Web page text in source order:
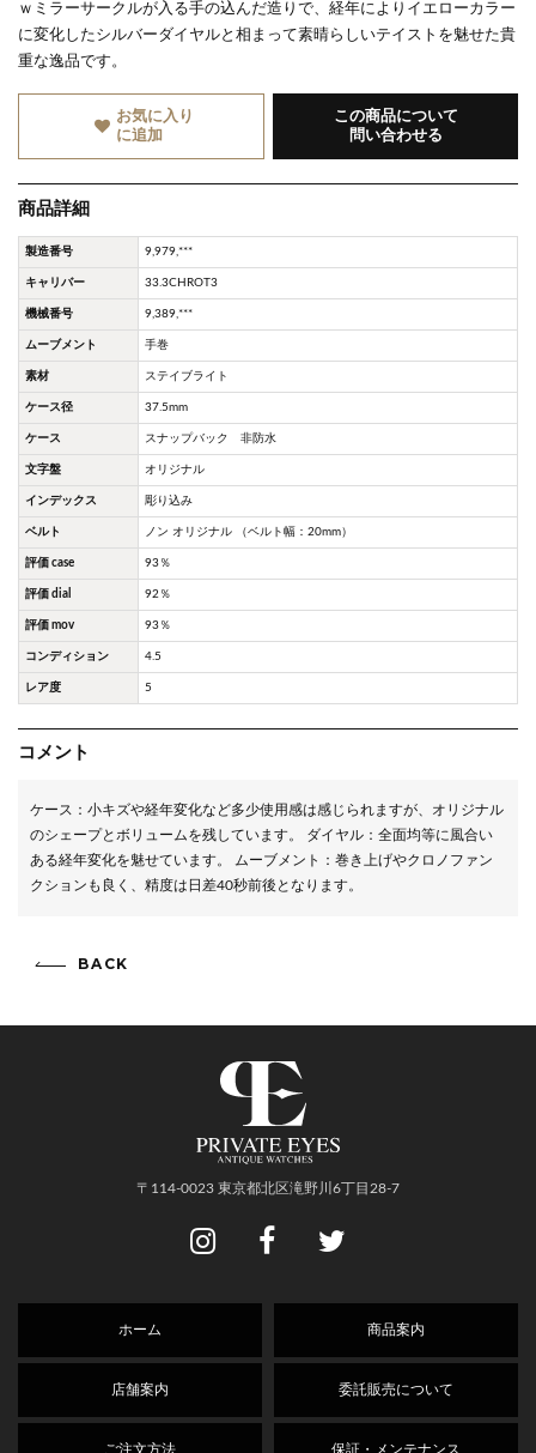
ｗミラーサークルが入る手の込んだ造りで、経年によりイエローカラー
に変化したシルバーダイヤルと相まって素晴らしいテイストを魅せた貴
重な逸品です。
お気に入り
に追加
この商品について
問い合わせる
商品詳細
製造番号 9,979,***
キャリバー 33.3CHROT3
機械番号 9,389,***
ムーブメント 手巻
素材 ステイブライト
ケース径 37.5mm
ケース スナップバック 非防水
文字盤 オリジナル
インデックス 彫り込み
ベルト ノン オリジナル （ベルト幅：20mm）
評価 case 93％
評価 dial 92％
評価 mov 93％
コンディション 4.5
レア度 5
コメント
ケース：小キズや経年変化など多少使用感は感じられますが、オリジナル
のシェープとボリュームを残しています。 ダイヤル：全面均等に風合い
ある経年変化を魅せています。 ムーブメント：巻き上げやクロノファン
クションも良く、精度は日差40秒前後となります。
BACK
〒114-0023 東京都北区滝野川6丁目28-7
ホーム 商品案内
店舗案内 委託販売について
ご注文方法 保証・メンテナンス